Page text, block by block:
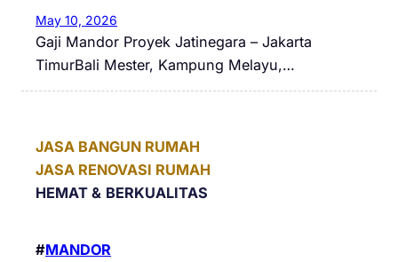
May 10, 2026
Gaji Mandor Proyek Jatinegara – Jakarta
TimurBali Mester, Kampung Melayu,…
JASA BANGUN RUMAH
JASA RENOVASI RUMAH
HEMAT & BERKUALITAS
#MANDOR